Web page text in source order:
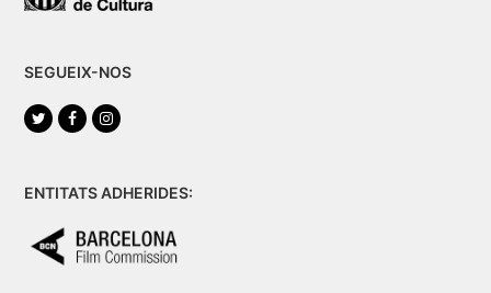
SEGUEIX-NOS
TwitterFacebookInstagram
ENTITATS ADHERIDES: